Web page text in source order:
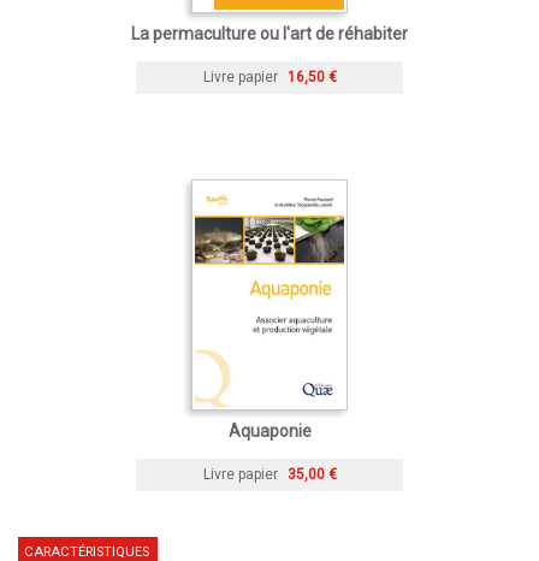
La permaculture ou l'art de réhabiter
Livre papier 16,50 €
Aquaponie
Livre papier 35,00 €
CARACTÉRISTIQUES